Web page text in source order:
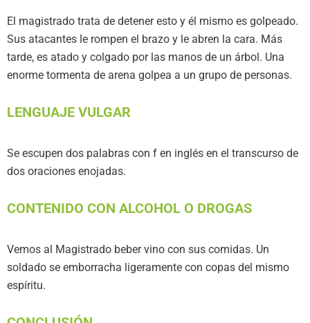
El magistrado trata de detener esto y él mismo es golpeado.
Sus atacantes le rompen el brazo y le abren la cara. Más
tarde, es atado y colgado por las manos de un árbol. Una
enorme tormenta de arena golpea a un grupo de personas.
LENGUAJE VULGAR
Se escupen dos palabras con f en inglés en el transcurso de
dos oraciones enojadas.
CONTENIDO CON ALCOHOL O DROGAS
Vemos al Magistrado beber vino con sus comidas. Un
soldado se emborracha ligeramente con copas del mismo
espíritu.